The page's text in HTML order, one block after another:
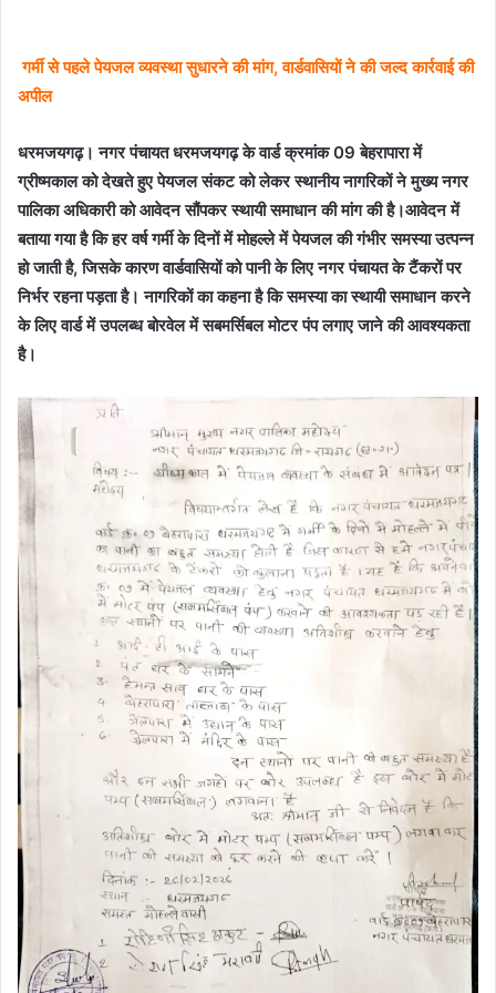
गर्मी से पहले पेयजल व्यवस्था सुधारने की मांग, वार्डवासियों ने की जल्द कार्रवाई की
अपील
धरमजयगढ़। नगर पंचायत धरमजयगढ़ के वार्ड क्रमांक 09 बेहरापारा में
ग्रीष्मकाल को देखते हुए पेयजल संकट को लेकर स्थानीय नागरिकों ने मुख्य नगर
पालिका अधिकारी को आवेदन सौंपकर स्थायी समाधान की मांग की है।आवेदन में
बताया गया है कि हर वर्ष गर्मी के दिनों में मोहल्ले में पेयजल की गंभीर समस्या उत्पन्न
हो जाती है, जिसके कारण वार्डवासियों को पानी के लिए नगर पंचायत के टैंकरों पर
निर्भर रहना पड़ता है। नागरिकों का कहना है कि समस्या का स्थायी समाधान करने
के लिए वार्ड में उपलब्ध बोरवेल में सबमर्सिबल मोटर पंप लगाए जाने की आवश्यकता
है।